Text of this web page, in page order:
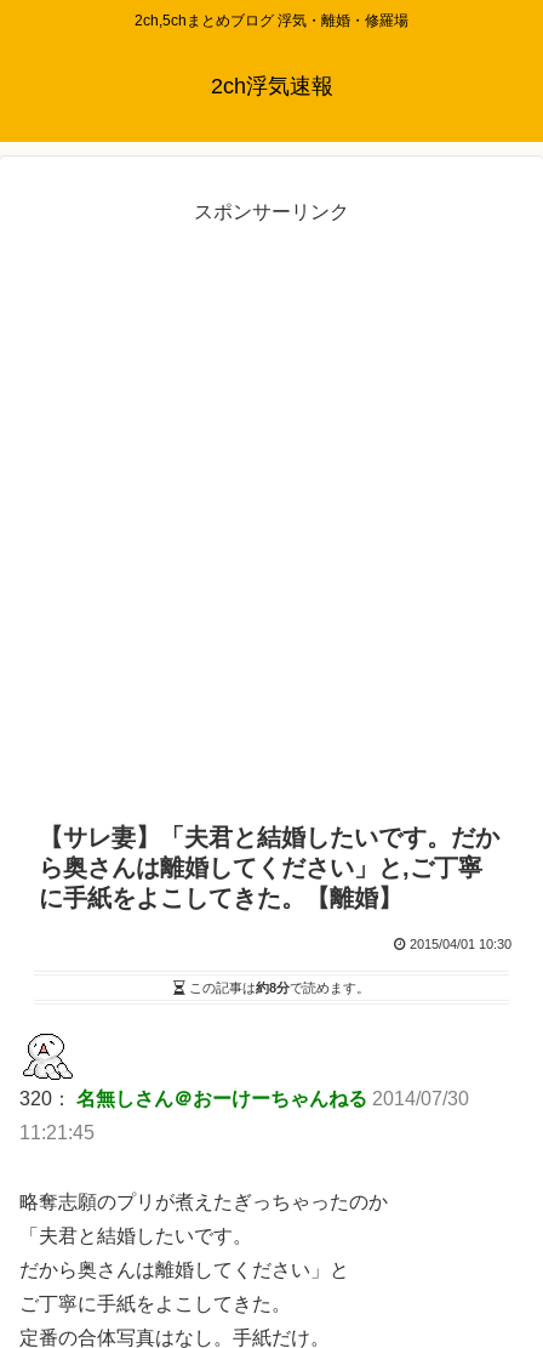
2ch,5chまとめブログ 浮気・離婚・修羅場
2ch浮気速報
スポンサーリンク
【サレ妻】「夫君と結婚したいです。だか
ら奥さんは離婚してください」と,ご丁寧
に手紙をよこしてきた。【離婚】
2015/04/01 10:30
この記事は約8分で読めます。
320： 名無しさん＠おーけーちゃんねる 2014/07/30
11:21:45
略奪志願のプリが煮えたぎっちゃったのか
「夫君と結婚したいです。
だから奥さんは離婚してください」と
ご丁寧に手紙をよこしてきた。
定番の合体写真はなし。手紙だけ。